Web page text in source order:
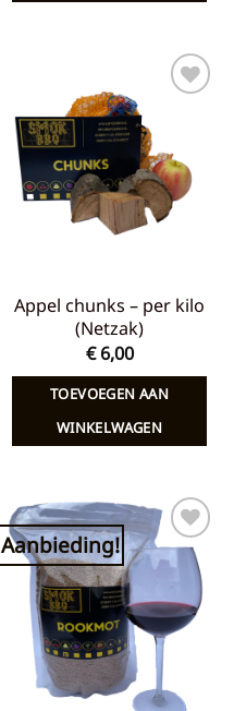
Toevoegen
verlanglijst
Appel chunks – per kilo
(Netzak)
€6,00
TOEVOEGEN AAN
WINKELWAGEN
Aanbieding! Toevoegen
aan
verlanglijst